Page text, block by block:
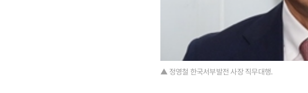
▲ 정영철 한국서부발전 사장 직무대행.